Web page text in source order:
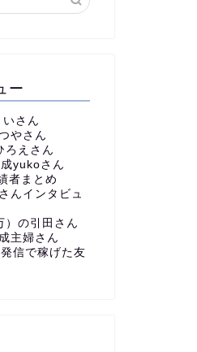
ー
さん
やさん
ろえさん
yukoさん
者まとめ
んインタビュ
）の引田さん
主婦さん
信で稼げた友